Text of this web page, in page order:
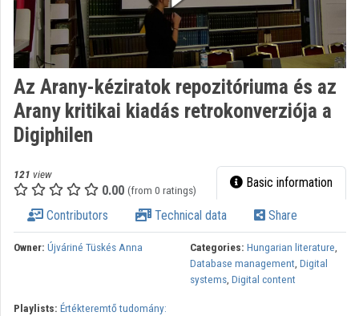
HUMANTITIES
Organization home
Organization discovery
Categories
Organization playlists
Organizations
Contributors
Az Arany-kéziratok repozitóriuma és az
Arany kritikai kiadás retrokonverziója a
Digiphilen
121 view
0.00 (from 0 ratings) Basic information
Contributors Technical data Share
Owner: Újváriné Tüskés Anna Categories: Hungarian literature,
Database management, Digital
systems, Digital content
Playlists: Értékteremtő tudomány: